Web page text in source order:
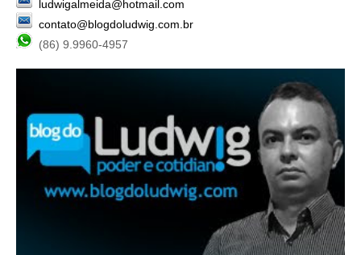
ludwigalmeida@hotmail.com
contato@blogdoludwig.com.br
(86) 9.9960-4957